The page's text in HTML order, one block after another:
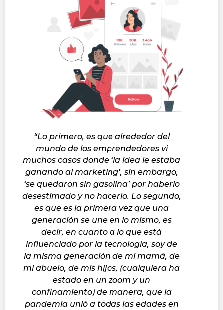
“Lo primero, es que alrededor del
mundo de los emprendedores vi
muchos casos donde ‘la idea le estaba
ganando al marketing’, sin embargo,
‘se quedaron sin gasolina’ por haberlo
desestimado y no hacerlo. Lo segundo,
es que es la primera vez que una
generación se une en lo mismo, es
decir, en cuanto a lo que está
influenciado por la tecnología, soy de
la misma generación de mi mamá, de
mi abuelo, de mis hijos, (cualquiera ha
estado en un zoom y un
confinamiento) de manera, que la
pandemia unió a todas las edades en